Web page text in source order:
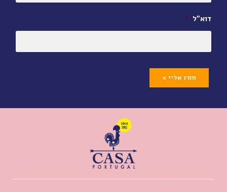
דוא״ל *
חזרו אליי >